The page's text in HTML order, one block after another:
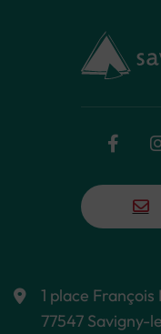
1 place
77547 Savigny-